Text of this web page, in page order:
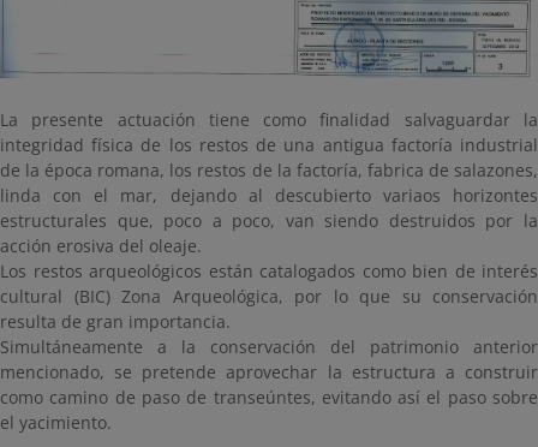
La presente actuación tiene como finalidad salvaguardar la
integridad física de los restos de una antigua factoría industrial
de la época romana, los restos de la factoría, fabrica de salazones,
linda con el mar, dejando al descubierto variaos horizontes
estructurales que, poco a poco, van siendo destruidos por la
acción erosiva del oleaje.
Los restos arqueológicos están catalogados como bien de interés
cultural (BIC) Zona Arqueológica, por lo que su conservación
resulta de gran importancia.
Simultáneamente a la conservación del patrimonio anterior
mencionado, se pretende aprovechar la estructura a construir
como camino de paso de transeúntes, evitando así el paso sobre
el yacimiento.